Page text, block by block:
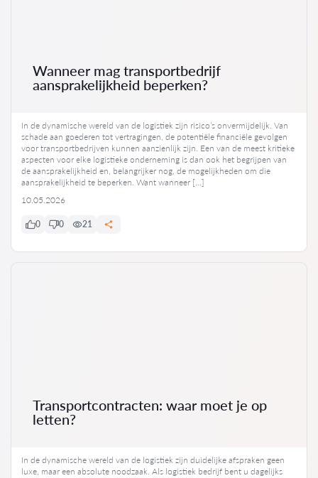
Wanneer mag transportbedrijf
aansprakelijkheid beperken?
In de dynamische wereld van de logistiek zijn risico’s onvermijdelijk. Van
schade aan goederen tot vertragingen, de potentiële financiële gevolgen
voor transportbedrijven kunnen aanzienlijk zijn. Een van de meest kritieke
aspecten voor elke logistieke onderneming is dan ook het begrijpen van
de aansprakelijkheid en, belangrijker nog, de mogelijkheden om die
aansprakelijkheid te beperken. Want wanneer […]
10.05.2026
0 0 21
Transportcontracten: waar moet je op
letten?
In de dynamische wereld van de logistiek zijn duidelijke afspraken geen
luxe, maar een absolute noodzaak. Als logistiek bedrijf bent u dagelijks